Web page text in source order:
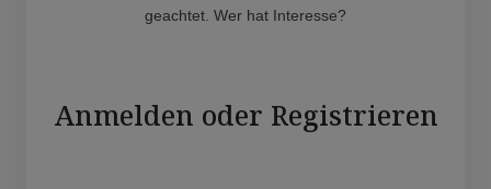
geachtet. Wer hat Interesse?
Anmelden oder Registrieren